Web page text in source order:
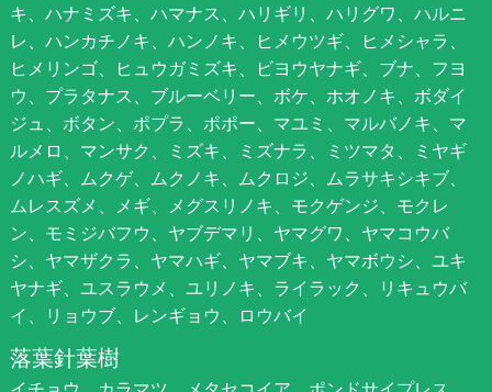
キ、ハナミズキ、ハマナス、ハリギリ、ハリグワ、ハルニ
レ、ハンカチノキ、ハンノキ、ヒメウツギ、ヒメシャラ、
ヒメリンゴ、ヒュウガミズキ、ビヨウヤナギ、ブナ、フヨ
ウ、プラタナス、ブルーベリー、ボケ、ホオノキ、ボダイ
ジュ、ボタン、ポプラ、ポポー、マユミ、マルバノキ、マ
ルメロ、マンサク、ミズキ、ミズナラ、ミツマタ、ミヤギ
ノハギ、ムクゲ、ムクノキ、ムクロジ、ムラサキシキブ、
ムレスズメ、メギ、メグスリノキ、モクゲンジ、モクレ
ン、モミジバフウ、ヤブデマリ、ヤマグワ、ヤマコウバ
シ、ヤマザクラ、ヤマハギ、ヤマブキ、ヤマボウシ、ユキ
ヤナギ、ユスラウメ、ユリノキ、ライラック、リキュウバ
イ、リョウブ、レンギョウ、ロウバイ
落葉針葉樹